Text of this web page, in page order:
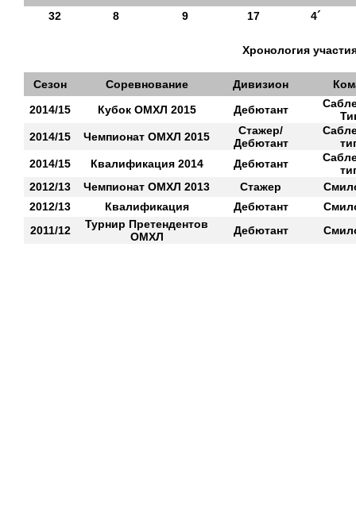
32
8 9 17 4´
Хронология
Сезон Соревнование Дивизион
2014/15
Кубок ОМХЛ 2015 Дебютант
2014/15
Чемпионат ОМХЛ 2015
Стажер/
Дебютант
2014/15
Квалификация 2014 Дебютант
2012/13
Чемпионат ОМХЛ 2013 Стажер
2012/13
Квалификация Дебютант
2011/12
Турнир Претендентов
ОМХЛ
Дебютант